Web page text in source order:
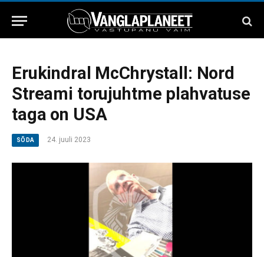
Erukindral McChrystall: Nord
Streami torujuhtme plahvatuse
taga on USA
SÕDA 24. juuli 2023